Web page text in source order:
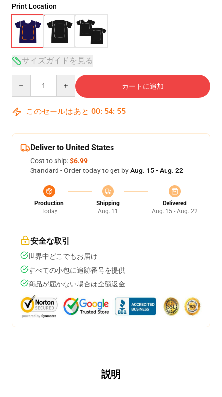
Print Location
サイズガイドを見る
カートに追加
このセールはあと 00: 54: 54
Deliver to United States
Cost to ship:$6.99
Standard - Order today to get byAug. 15 - Aug. 22
Production
Today
Shipping
Aug. 11
Delivered
Aug. 15 - Aug. 22
安全な取引
世界中どこでもお届け
すべての小包に追跡番号を提供
商品が届かない場合は全額返金
説明